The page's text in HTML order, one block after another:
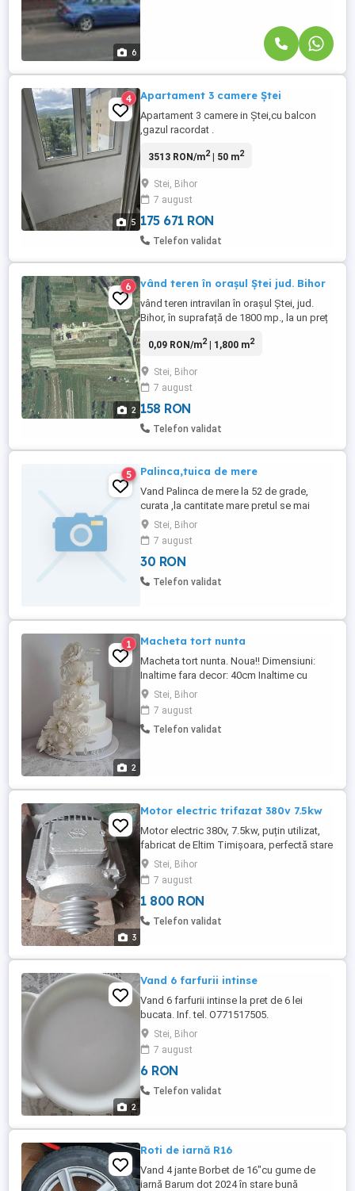
6
5
4 Apartament 3 camere Ștei
Apartament 3 camere in Ștei,cu balcon
,gazul racordat .
3513 RON/m2| 50 m2
Stei, Bihor
7 august
175 671 RON
Telefon validat
2
6 vând teren în orașul Ștei jud. Bihor
vând teren intravilan în orașul Ștei, jud.
Bihor, în suprafață de 1800 mp., la un preț
0,09 RON/m2| 1,800 m2
Stei, Bihor
7 august
158 RON
Telefon validat
5 Palinca,tuica de mere
Vand Palinca de mere la 52 de grade,
curata ,la cantitate mare pretul se mai
poate negocia
Stei, Bihor
7 august
30 RON
Telefon validat
2
1 Macheta tort nunta
Macheta tort nunta. Noua!! Dimensiuni:
Inaltime fara decor: 40cm Inaltime cu
decor : 48 cm Dimensiunea etajelor: 32,
26, 20, 12 Pret 1000 lei. Cu ridicare
personala sau livrare la maxim 20km de
Stei, Bihor.
Stei, Bihor
7 august
Telefon validat
3
Motor electric trifazat 380v 7.5kw
Motor electric 380v, 7.5kw, puțin utilizat,
fabricat de Eltim Timișoara, perfectă stare
de functionare. Dacă sunteți interesați
trimiteți sms.
Stei, Bihor
7 august
1 800 RON
Telefon validat
2
Vand 6 farfurii intinse
Vand 6 farfurii intinse la pret de 6 lei
bucata. Inf. tel. O771517505.
Stei, Bihor
7 august
6 RON
Telefon validat
Roti de iarnă R16
Vand 4 jante Borbet de 16"cu gume de
iarnă Barum dot 2024 în stare bună